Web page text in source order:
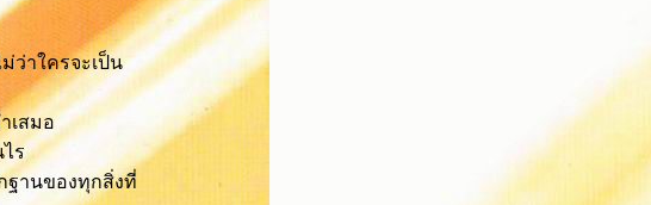
ว่าใครจะเป็น
เสมอ
ร
ฐานของทุกสิ่งที่